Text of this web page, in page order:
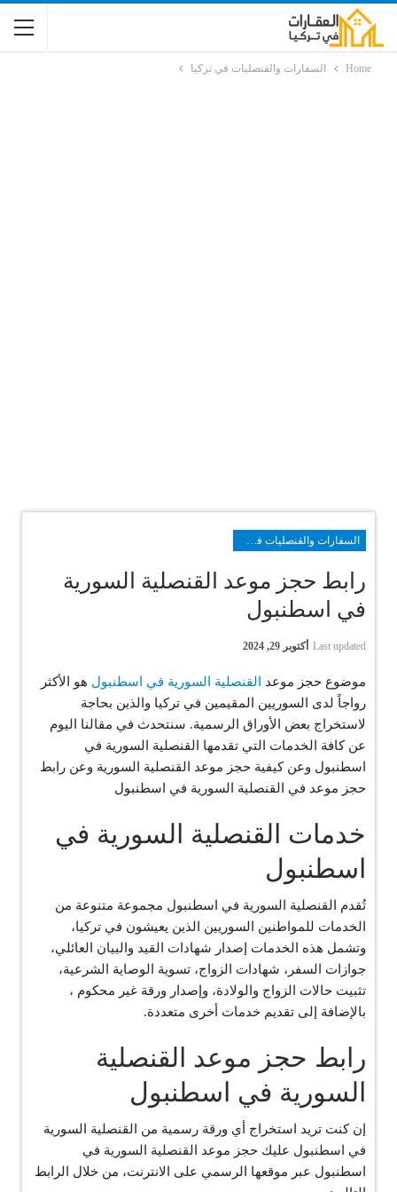
Home السفارات والقنصليات في تركيا
السفارات والقنصليات في تركيا
رابط حجز موعد القنصلية السورية
في اسطنبول
Last updated أكتوبر 29, 2024
موضوع حجز موعد القنصلية السورية في اسطنبول هو الأكثر
رواجاً لدى السوريين المقيمين في تركيا والذين بحاجة
لاستخراج بعض الأوراق الرسمية. سنتحدث في مقالنا اليوم
عن كافة الخدمات التي تقدمها القنصلية السورية في
اسطنبول وعن كيفية حجز موعد القنصلية السورية وعن رابط
حجز موعد في القنصلية السورية في اسطنبول
خدمات القنصلية السورية في
اسطنبول
تُقدم القنصلية السورية في اسطنبول مجموعة متنوعة من
الخدمات للمواطنين السوريين الذين يعيشون في تركيا،
وتشمل هذه الخدمات إصدار شهادات القيد والبيان العائلي،
جوازات السفر، شهادات الزواج، تسوية الوصاية الشرعية،
تثبيت حالات الزواج والولادة، وإصدار ورقة غير محكوم ،
بالإضافة إلى تقديم خدمات أخرى متعددة.
رابط حجز موعد القنصلية
السورية في اسطنبول
إن كنت تريد استخراج أي ورقة رسمية من القنصلية السورية
في اسطنبول عليك حجز موعد القنصلية السورية في
اسطنبول عبر موقعها الرسمي على الانترنت، من خلال الرابط